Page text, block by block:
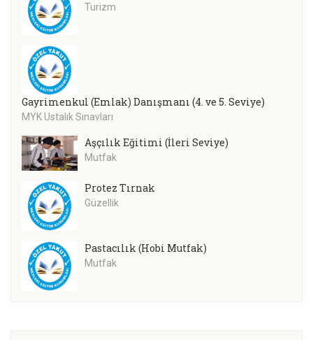
Turizm
Gayrimenkul (Emlak) Danışmanı (4. ve 5. Seviye)
MYK Ustalık Sınavları
Aşçılık Eğitimi (İleri Seviye)
Mutfak
Protez Tırnak
Güzellik
Pastacılık (Hobi Mutfak)
Mutfak